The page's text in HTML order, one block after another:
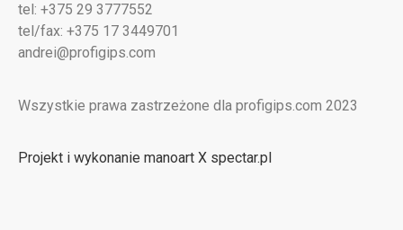
tel: +375 29 3777552
tel/fax: +375 17 3449701
andrei@profigips.com
Wszystkie prawa zastrzeżone dla profigips.com 2023
Projekt i wykonanie manoart X spectar.pl